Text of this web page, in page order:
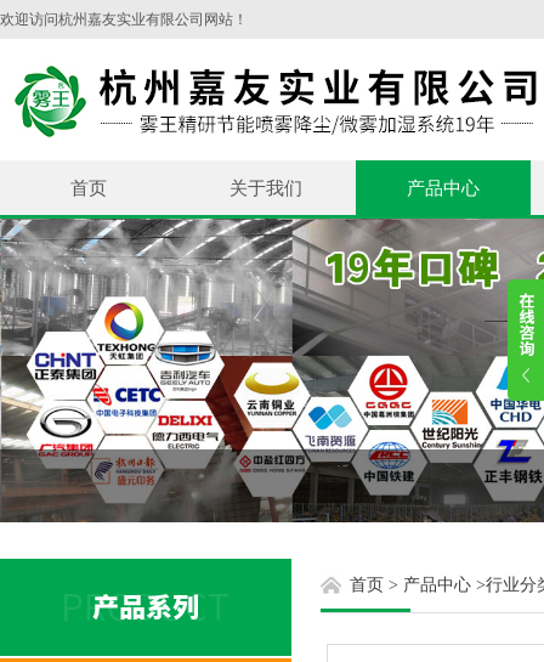
欢迎访问杭州嘉友实业有限公司网站！
首页 关于我们 产品中心
首页 > 产品中心 >行业分